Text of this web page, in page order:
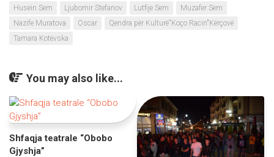
Husein Sem
Ljubomir Stefanov Lutfije Sem
Muzafer Sem
Nazife Muratova
Oscar
Qendra për Kulturë"Koço Racin"Kërçovë
Tamara Kotevska
You may also like...
Shfaqja teatrale “Obobo
Gjyshja”